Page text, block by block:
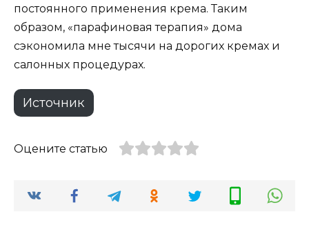
постоянного применения крема. Таким
образом, «парафиновая терапия» дома
сэкономила мне тысячи на дорогих кремах и
салонных процедурах.
Источник
Оцените статью